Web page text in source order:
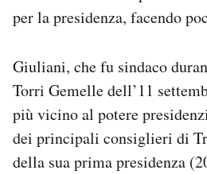
per la presidenza, facendo
Giuliani, che fu sindaco
Torri Gemelle dell’11
più vicino al potere
dei principali consiglieri di
della sua prima presidenza